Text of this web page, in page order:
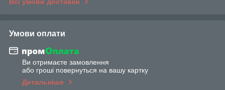
Умови оплати
Ви отримаєте замовлення
або гроші повернуться на вашу картку
Детальніше